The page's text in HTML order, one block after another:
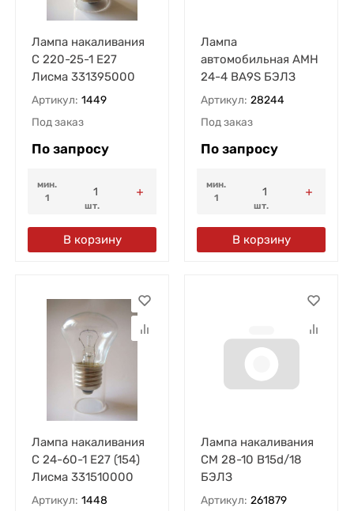
Лампа накаливания
С 220-25-1 E27
Лисма 331395000
Артикул: 1449
Под заказ
По запросу
мин.
1
шт.
В корзину
Лампа
автомобильная АМН
24-4 ВА9S БЭЛЗ
Артикул: 28244
Под заказ
По запросу
мин.
1
шт.
В корзину
Лампа накаливания
С 24-60-1 E27 (154)
Лисма 331510000
Артикул: 1448
Лампа накаливания
СМ 28-10 В15d/18
БЭЛЗ
Артикул: 261879